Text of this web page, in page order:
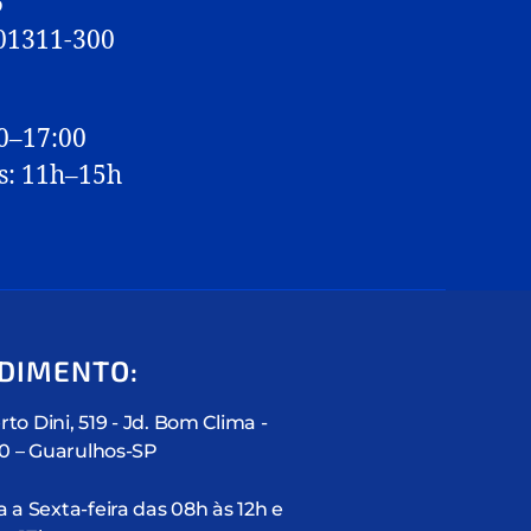
300
11h–15h
Dini, 519 - Jd. Bom Clima -
– Guarulhos-SP
a Sexta-feira das 08h às 12h e